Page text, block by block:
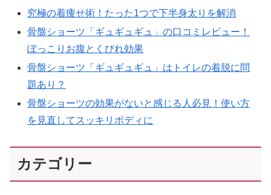
究極の着痩せ術！たった1つで下半身太りを解消
骨盤ショーツ「ギュギュギュ」の口コミレビュー！
ぽっこりお腹とくびれ効果
骨盤ショーツ「ギュギュギュ」はトイレの着脱に問
題あり？
骨盤ショーツの効果がないと感じる人必見！使い方
を見直してスッキリボディに
カテゴリー